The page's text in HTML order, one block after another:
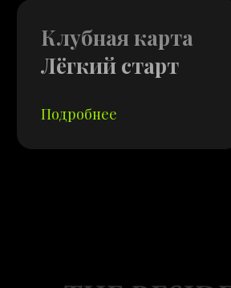
Клубная карта
Лёгкий старт
Подробнее